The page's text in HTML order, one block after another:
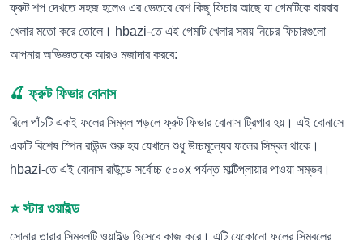
ফ্রুট শপ দেখতে সহজ হলেও এর ভেতরে বেশ কিছু ফিচার আছে যা গেমটিকে বারবার
খেলার মতো করে তোলে। hbazi-তে এই গেমটি খেলার সময় নিচের ফিচারগুলো
আপনার অভিজ্ঞতাকে আরও মজাদার করবে:
🍒 ফ্রুট ফিভার বোনাস
রিলে পাঁচটি একই ফলের সিম্বল পড়লে ফ্রুট ফিভার বোনাস ট্রিগার হয়। এই বোনাসে
একটি বিশেষ স্পিন রাউন্ড শুরু হয় যেখানে শুধু উচ্চমূল্যের ফলের সিম্বল থাকে।
hbazi-তে এই বোনাস রাউন্ডে সর্বোচ্চ ৫০০x পর্যন্ত মাল্টিপ্লায়ার পাওয়া সম্ভব।
⭐ স্টার ওয়াইল্ড
সোনার তারার সিম্বলটি ওয়াইল্ড হিসেবে কাজ করে। এটি যেকোনো ফলের সিম্বলের